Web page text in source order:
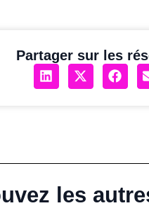
Partager sur les
les